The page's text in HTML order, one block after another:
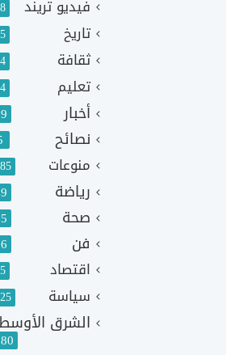
فيديو تريند
تاريخ
ثقافة
تعليم
أخبار
نصائح
منوعات
رياضة
صحة
فن
اقتصاد
سياسة
الشرق